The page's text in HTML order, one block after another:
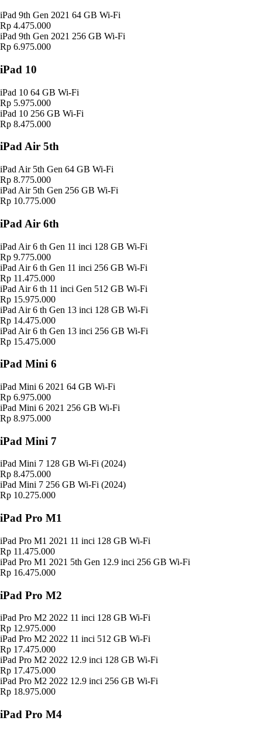
iPad 9th Gen 2021 64 GB Wi-Fi
Rp 4.475.000
iPad 9th Gen 2021 256 GB Wi-Fi
Rp 6.975.000
iPad 10
iPad 10 64 GB Wi-Fi
Rp 5.975.000
iPad 10 256 GB Wi-Fi
Rp 8.475.000
iPad Air 5th
iPad Air 5th Gen 64 GB Wi-Fi
Rp 8.775.000
iPad Air 5th Gen 256 GB Wi-Fi
Rp 10.775.000
iPad Air 6th
iPad Air 6 th Gen 11 inci 128 GB Wi-Fi
Rp 9.775.000
iPad Air 6 th Gen 11 inci 256 GB Wi-Fi
Rp 11.475.000
iPad Air 6 th 11 inci Gen 512 GB Wi-Fi
Rp 15.975.000
iPad Air 6 th Gen 13 inci 128 GB Wi-Fi
Rp 14.475.000
iPad Air 6 th Gen 13 inci 256 GB Wi-Fi
Rp 15.475.000
iPad Mini 6
iPad Mini 6 2021 64 GB Wi-Fi
Rp 6.975.000
iPad Mini 6 2021 256 GB Wi-Fi
Rp 8.975.000
iPad Mini 7
iPad Mini 7 128 GB Wi-Fi (2024)
Rp 8.475.000
iPad Mini 7 256 GB Wi-Fi (2024)
Rp 10.275.000
iPad Pro M1
iPad Pro M1 2021 11 inci 128 GB Wi-Fi
Rp 11.475.000
iPad Pro M1 2021 5th Gen 12.9 inci 256 GB Wi-Fi
Rp 16.475.000
iPad Pro M2
iPad Pro M2 2022 11 inci 128 GB Wi-Fi
Rp 12.975.000
iPad Pro M2 2022 11 inci 512 GB Wi-Fi
Rp 17.475.000
iPad Pro M2 2022 12.9 inci 128 GB Wi-Fi
Rp 17.475.000
iPad Pro M2 2022 12.9 inci 256 GB Wi-Fi
Rp 18.975.000
iPad Pro M4